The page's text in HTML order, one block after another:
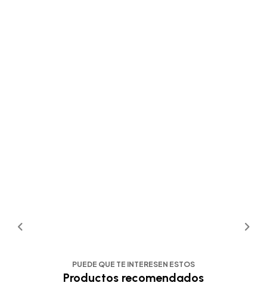
PUEDE QUE TE INTERESEN ESTOS
Productos recomendados